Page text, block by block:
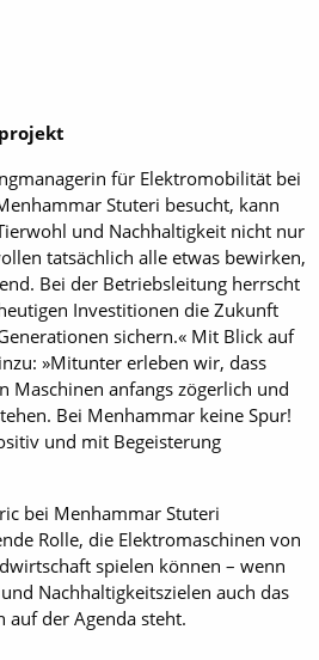
für Elektromobilität bei
Stuteri besucht, kann
und Nachhaltigkeit nicht nur
tatsächlich alle etwas bewirken,
Bei der Betriebsleitung herrscht
Investitionen die Zukunft
sichern.« Mit Blick auf
»Mitunter erleben wir, dass
Maschinen anfangs zögerlich und
Bei Menhammar keine Spur!
und mit Begeisterung
bei Menhammar Stuteri
Rolle, die Elektromaschinen von
spielen können – wenn
Nachhaltigkeitszielen auch das
auf der Agenda steht.